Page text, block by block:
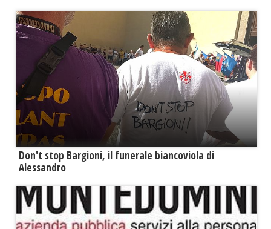
Don't stop Bargioni, il funerale biancoviola di
Alessandro